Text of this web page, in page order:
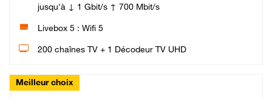
jusqu'à ↓ 1 Gbit/s ↑ 700 Mbit/s
Livebox 5 : Wifi 5
200 chaînes TV + 1 Décodeur TV UHD
Meilleur choix